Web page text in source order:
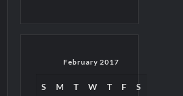
February 2017
S M T W T F S